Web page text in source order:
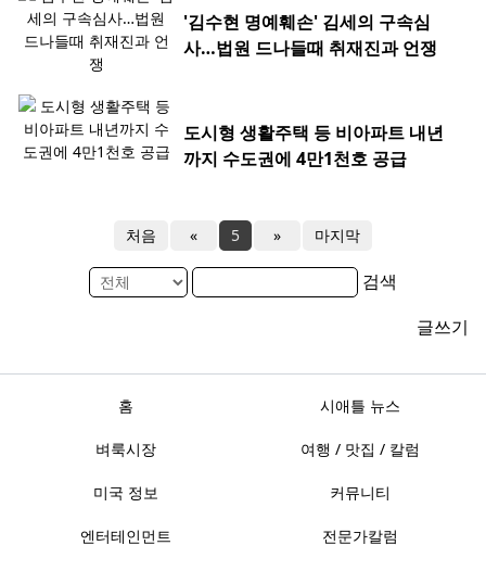
'김수현 명예훼손' 김세의 구속심
사…법원 드나들때 취재진과 언쟁
도시형 생활주택 등 비아파트 내년
까지 수도권에 4만1천호 공급
처음 « 5 » 마지막
검색
글쓰기
홈 시애틀 뉴스
벼룩시장 여행 / 맛집 / 칼럼
미국 정보 커뮤니티
엔터테인먼트 전문가칼럼